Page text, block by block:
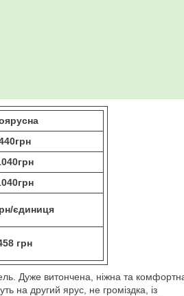
єдиниця
грн
Дуже витончена, ніжна та
на другий ярус, не громіздка, із